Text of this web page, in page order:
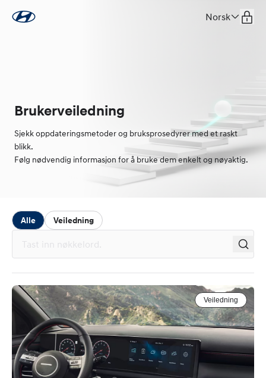
Norsk
Brukerveiledning
Sjekk oppdateringsmetoder og bruksprosedyrer med et raskt
blikk.
Følg nødvendig informasjon for å bruke dem enkelt og nøyaktig.
Alle Veiledning
Veiledning